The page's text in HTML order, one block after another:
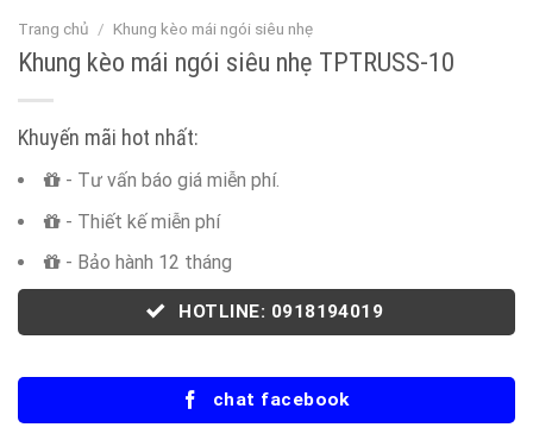
Trang chủ / Khung kèo mái ngói siêu nhẹ
Khung kèo mái ngói siêu nhẹ TPTRUSS-10
Khuyến mãi hot nhất:
- Tư vấn báo giá miễn phí.
- Thiết kế miễn phí
- Bảo hành 12 tháng
HOTLINE: 0918194019
chat facebook